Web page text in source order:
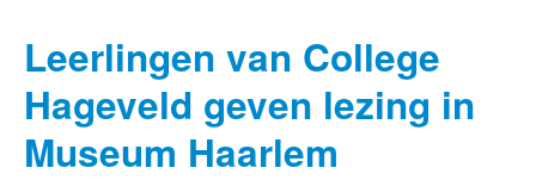
Leerlingen van College
Hageveld geven lezing in
Museum Haarlem